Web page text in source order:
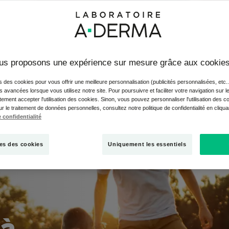
une peau atopique : peau sèche, plaques rouges et
qui conduit souvent à réduire la pratique du sport, car
peuvent aggraver les symptômes. Pourtant, en
tous ses bienfaits et en faire un allié majeur pour vous sentir
! Voici quelques précautions à prendre pour une pratique
proposons une expérience sur mesure grâce aux cookies
des cookies pour vous offrir une meilleure personnalisation (publicités personnalisées,
avancées lorsque vous utilisez notre site. Pour poursuivre et faciliter votre navigation sur
accepter l'utilisation des cookies. Sinon, vous pouvez personnaliser l'utilisation des
le traitement de données personnelles, consultez notre politique de confidentialité en
confidentialité
des cookies Uniquement les essentiels